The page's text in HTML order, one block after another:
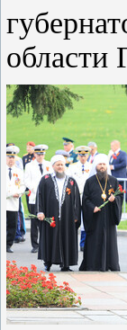
области